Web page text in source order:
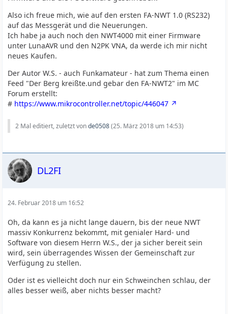
Also ich freue mich, wie auf den ersten FA-NWT 1.0 (RS232)
auf das Messgerät und die Neuerungen.
Ich habe ja auch noch den NWT4000 mit einer Firmware
unter LunaAVR und den N2PK VNA, da werde ich mir nicht
neues Kaufen.
Der Autor W.S. - auch Funkamateur - hat zum Thema einen
Feed "Der Berg kreißte.und gebar den FA-NWT2" im MC
Forum erstellt:
# https://www.mikrocontroller.net/topic/446047
2 Mal editiert, zuletzt vonde0508(25. März 2018 um 14:53)
DL2FI
24. Februar 2018 um 16:52
Oh, da kann es ja nicht lange dauern, bis der neue NWT
massiv Konkurrenz bekommt, mit genialer Hard- und
Software von diesem Herrn W.S., der ja sicher bereit sein
wird, sein überragendes Wissen der Gemeinschaft zur
Verfügung zu stellen.
Oder ist es vielleicht doch nur ein Schweinchen schlau, der
alles besser weiß, aber nichts besser macht?